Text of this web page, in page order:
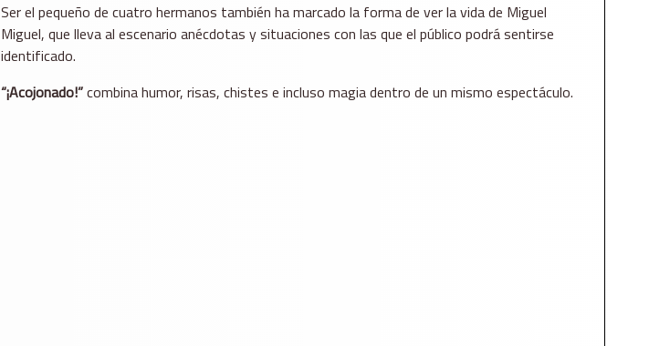
Ser el pequeño de cuatro hermanos también ha marcado la forma de ver la vida de Miguel
Miguel, que lleva al escenario anécdotas y situaciones con las que el público podrá sentirse
identificado.
“¡Acojonado!”combina humor, risas, chistes e incluso magia dentro de un mismo espectáculo.